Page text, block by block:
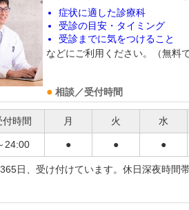
症状に適した診療科
受診の目安・タイミング
受診までに気をつけること
などにご利用ください。（無料
相談／受付時間
時間 月 火 水
24:00 ● ● ●
日、受け付けています。休日深夜時間